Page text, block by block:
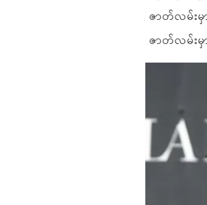
ဇာတ်လမ်းမှ
ဇာတ်လမ်းမှ